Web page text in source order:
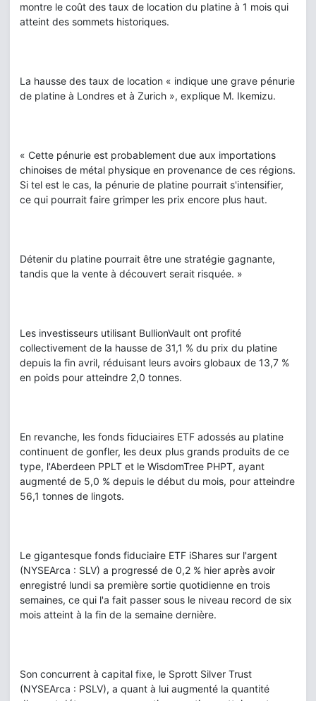
montre le coût des taux de location du platine à 1 mois qui
atteint des sommets historiques.
La hausse des taux de location « indique une grave pénurie
de platine à Londres et à Zurich », explique M. Ikemizu.
« Cette pénurie est probablement due aux importations
chinoises de métal physique en provenance de ces régions.
Si tel est le cas, la pénurie de platine pourrait s'intensifier,
ce qui pourrait faire grimper les prix encore plus haut.
Détenir du platine pourrait être une stratégie gagnante,
tandis que la vente à découvert serait risquée. »
Les investisseurs utilisant BullionVault ont profité
collectivement de la hausse de 31,1 % du prix du platine
depuis la fin avril, réduisant leurs avoirs globaux de 13,7 %
en poids pour atteindre 2,0 tonnes.
En revanche, les fonds fiduciaires ETF adossés au platine
continuent de gonfler, les deux plus grands produits de ce
type, l'Aberdeen PPLT et le WisdomTree PHPT, ayant
augmenté de 5,0 % depuis le début du mois, pour atteindre
56,1 tonnes de lingots.
Le gigantesque fonds fiduciaire ETF iShares sur l'argent
(NYSEArca : SLV) a progressé de 0,2 % hier après avoir
enregistré lundi sa première sortie quotidienne en trois
semaines, ce qui l'a fait passer sous le niveau record de six
mois atteint à la fin de la semaine dernière.
Son concurrent à capital fixe, le Sprott Silver Trust
(NYSEArca : PSLV), a quant à lui augmenté la quantité